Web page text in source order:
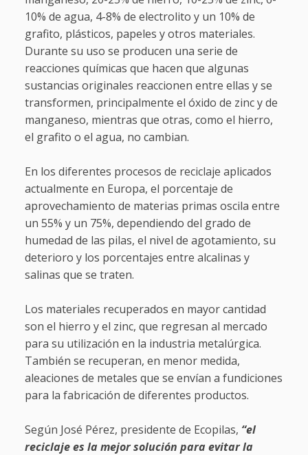
10% de agua, 4-8% de electrolito y un 10% de
grafito, plásticos, papeles y otros materiales.
Durante su uso se producen una serie de
reacciones químicas que hacen que algunas
sustancias originales reaccionen entre ellas y se
transformen, principalmente el óxido de zinc y de
manganeso, mientras que otras, como el hierro,
el grafito o el agua, no cambian.
En los diferentes procesos de reciclaje aplicados
actualmente en Europa, el porcentaje de
aprovechamiento de materias primas oscila entre
un 55% y un 75%, dependiendo del grado de
humedad de las pilas, el nivel de agotamiento, su
deterioro y los porcentajes entre alcalinas y
salinas que se traten.
Los materiales recuperados en mayor cantidad
son el hierro y el zinc, que regresan al mercado
para su utilización en la industria metalúrgica.
También se recuperan, en menor medida,
aleaciones de metales que se envían a fundiciones
para la fabricación de diferentes productos.
Según José Pérez, presidente de Ecopilas, “el
reciclaje es la mejor solución para evitar la